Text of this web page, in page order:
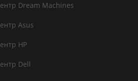
Dream Machines
Asus
HP
Dell